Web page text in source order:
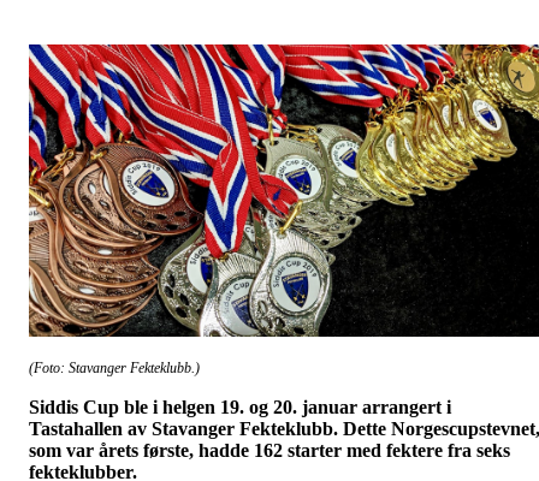
(Foto: Stavanger Fekteklubb.)
Siddis Cup ble i helgen 19. og 20. januar arrangert i
Tastahallen av Stavanger Fekteklubb. Dette Norgescupstevnet,
som var årets første, hadde 162 starter med fektere fra seks
fekteklubber.